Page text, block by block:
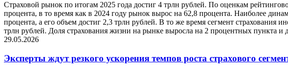
Страховой рынок по итогам 2025 года достиг 4 трлн рублей. По оценкам
процента, в то время как в 2024 году рынок вырос на 62,8 процента. Наиболее
процента, а его объем достиг 2,3 трлн рублей. В то же время сегмент страхования
трлн рублей. Доля страхования жизни на рынке выросла на 2 процентных пункта и
29.05.2026
Эксперты ждут резкого ускорения темпов роста страхового